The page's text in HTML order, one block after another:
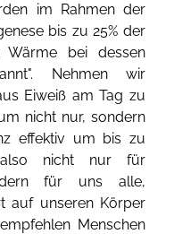
im Rahmen der
bis zu 25% der
Wärme bei dessen
Nehmen wir
Eiweiß am Tag zu
nicht nur, sondern
effektiv um bis zu
nicht nur für
für uns alle,
auf unseren Körper
Menschen